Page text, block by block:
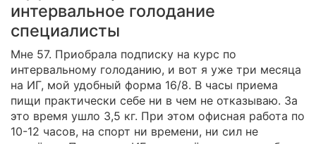
интервальное голодание
специалисты
Мне 57. Приобрала подписку на курс по
интервальному голоданию, и вот я уже три месяца
на ИГ, мой удобный форма 16/8. В часы приема
пищи практически себе ни в чем не отказываю. За
это время ушло 3,5 кг. При этом офисная работа по
10-12 часов, на спорт ни времени, ни сил не